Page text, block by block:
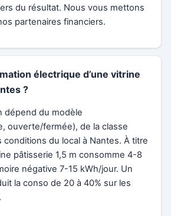
du résultat. Nous vous mettons
partenaires financiers.
électrique d’une vitrine
?
dépend du modèle
ouverte/fermée), de la classe
conditions du local à Nantes. À titre
pâtisserie 1,5 m consomme 4-8
négative 7-15 kWh/jour. Un
la conso de 20 à 40% sur les